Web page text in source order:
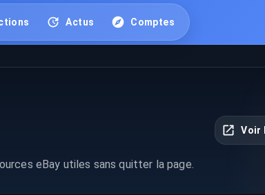
Actus Comptes
eBay utiles sans quitter la page.
Voir